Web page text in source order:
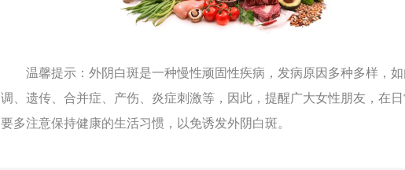
温馨提示：外阴白斑是一种慢性顽固性疾病，发病原因多种多样，如
调、遗传、合并症、产伤、炎症刺激等，因此，提醒广大女性朋友，在
要多注意保持健康的生活习惯，以免诱发外阴白斑。